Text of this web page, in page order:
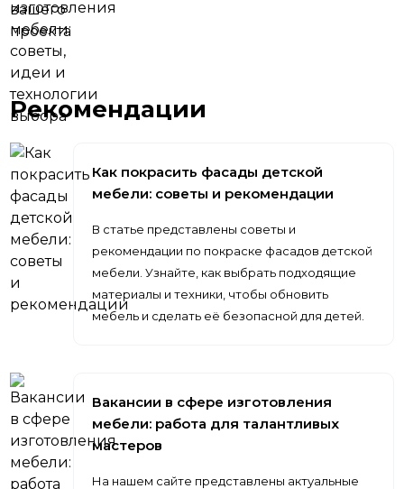
Рекомендации
Как покрасить фасады детской
мебели: советы и рекомендации
В статье представлены советы и
рекомендации по покраске фасадов детской
мебели. Узнайте, как выбрать подходящие
материалы и техники, чтобы обновить
мебель и сделать её безопасной для детей.
Вакансии в сфере изготовления
мебели: работа для талантливых
мастеров
На нашем сайте представлены актуальные